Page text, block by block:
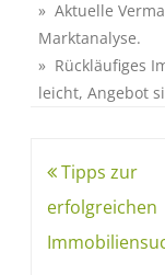
» Aktuelle
Marktanalyse.
» Rückläufiges
leicht, Angebot
Tipps zur
erfolgreichen